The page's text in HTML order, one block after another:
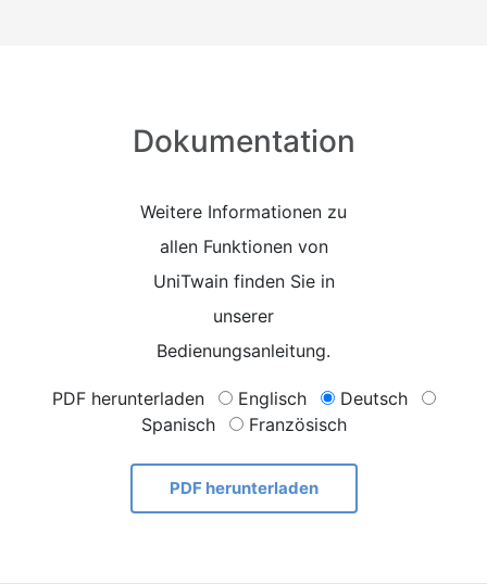
Dokumentation
Weitere Informationen zu
allen Funktionen von
UniTwain finden Sie in
unserer
Bedienungsanleitung.
PDF herunterladen Englisch
Deutsch
Spanisch
Französisch
PDF herunterladen